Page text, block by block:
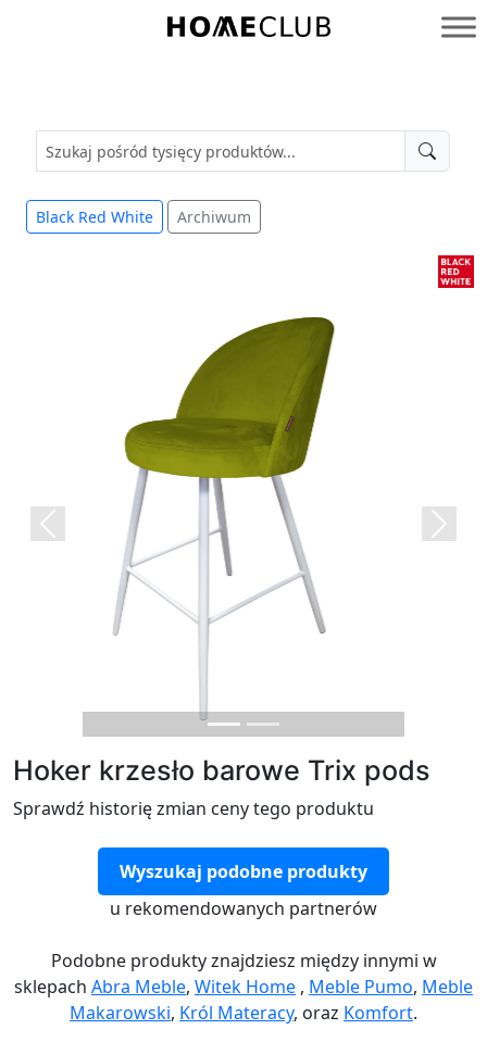
Homeclub
Black Red White Archiwum
Previous Next
Hoker krzesło barowe Trix pods
Sprawdź historię zmian ceny tego produktu
Wyszukaj podobne produkty
u rekomendowanych partnerów
Podobne produkty znajdziesz między innymi w
sklepach Abra Meble, Witek Home , Meble Pumo, Meble
Makarowski, Król Materacy, oraz Komfort.